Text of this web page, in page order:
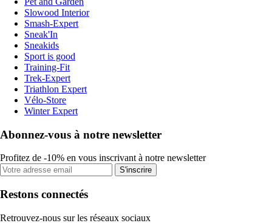
Slowood Interior
Smash-Expert
Sneak'In
Sneakids
Sport is good
Training-Fit
Trek-Expert
Triathlon Expert
Vélo-Store
Winter Expert
Abonnez-vous à notre newsletter
Profitez de -10% en vous inscrivant à notre newsletter
S'inscrire
Restons connectés
Retrouvez-nous sur les réseaux sociaux